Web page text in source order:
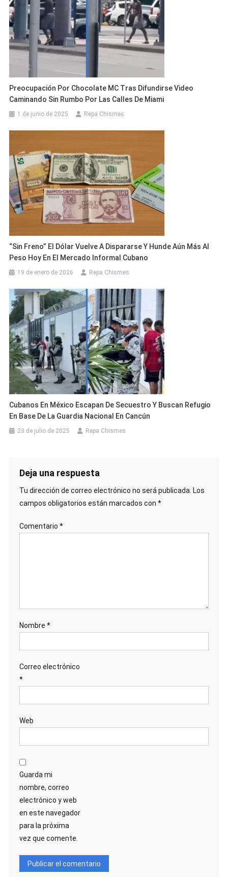
Preocupación Por Chocolate MC Tras Difundirse Video
Caminando Sin Rumbo Por Las Calles De Miami
1 de junio de 2025 Repa Chismes
“Sin Freno” El Dólar Vuelve A Dispararse Y Hunde Aún Más Al
Peso Hoy En El Mercado Informal Cubano
19 de enero de 2026 Repa Chismes
Cubanos En México Escapan De Secuestro Y Buscan Refugio
En Base De La Guardia Nacional En Cancún
23 de julio de 2025 Repa Chismes
Deja una respuesta
Tu dirección de correo electrónico no será publicada. Los
campos obligatorios están marcados con *
Comentario *
Nombre *
Correo electrónico
*
Web
Guarda mi
nombre, correo
electrónico y web
en este navegador
para la próxima
vez que comente.